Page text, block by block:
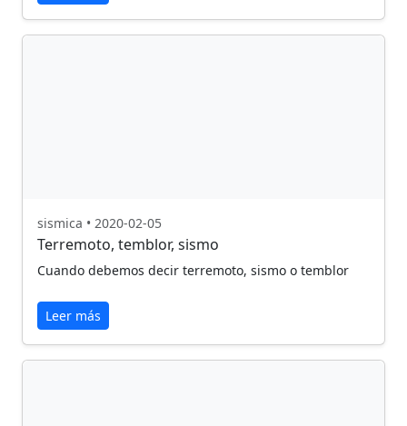
sismica • 2020-02-05
Terremoto, temblor, sismo
Cuando debemos decir terremoto, sismo o temblor
Leer más